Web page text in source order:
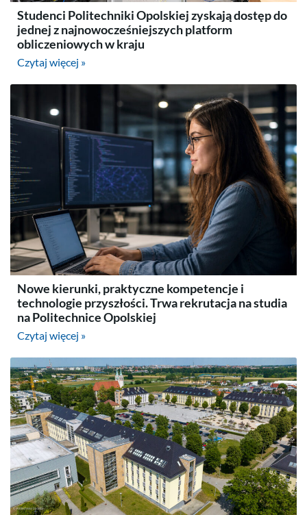
Studenci Politechniki Opolskiej zyskają dostęp do
jednej z najnowocześniejszych platform
obliczeniowych w kraju
Czytaj więcej »
Nowe kierunki, praktyczne kompetencje i
technologie przyszłości. Trwa rekrutacja na studia
na Politechnice Opolskiej
Czytaj więcej »